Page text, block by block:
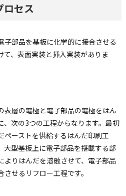
ロセス
子部品を基板に化学的に接合させる
て、表面実装と挿入実装がありま
表層の電極と電子部品の電極をはん
、次の3つの工程からなります。最初
ペーストを供給するはんだ印刷工
大型基板上に電子部品を搭載する部
よりはんだを溶融させて、電子部品
せるリフロー工程です。